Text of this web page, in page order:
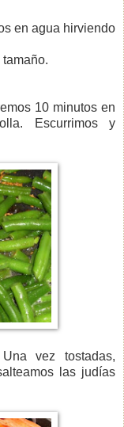
en agua hirviendo
10 minutos en
Escurrimos y
vez tostadas,
las judías